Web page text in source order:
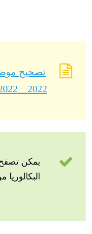
تصحيح
2022 – BAC 2022 شعبة تسيير وإقتصاد
يمكن